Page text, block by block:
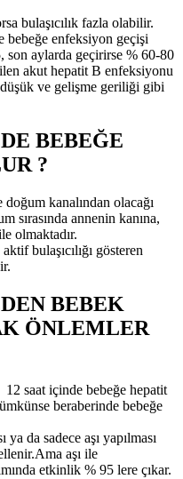
bulaşıcılık fazla olabilir.
enfeksiyon geçişi
aylarda geçirirse % 60-80
akut hepatit B enfeksiyonu
ve gelişme geriliği gibi
BEBEĞE
?
kanalından olacağı
sırasında annenin kanına,
olmaktadır.
bulaşıcılığı gösteren
BEBEK
ÖNLEMLER
saat içinde bebeğe hepatit
beraberinde bebeğe
da sadece aşı yapılması
aşı ile
etkinlik % 95 lere çıkar.